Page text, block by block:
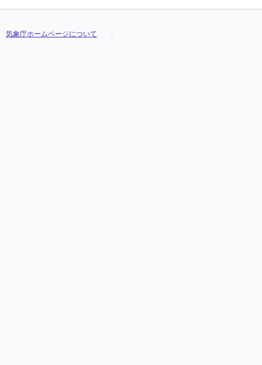
気象庁ホームページについて